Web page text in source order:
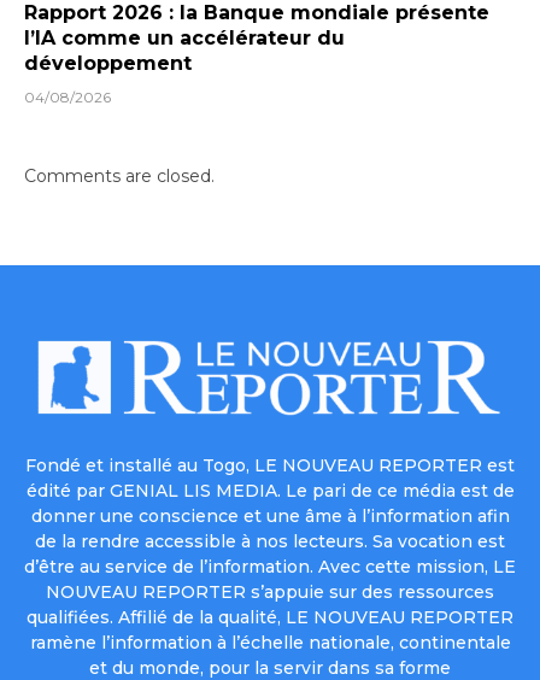
Rapport 2026 : la Banque mondiale présente
l’IA comme un accélérateur du
développement
04/08/2026
Comments are closed.
Fondé et installé au Togo, LE NOUVEAU REPORTER est
édité par GENIAL LIS MEDIA. Le pari de ce média est de
donner une conscience et une âme à l’information afin
de la rendre accessible à nos lecteurs. Sa vocation est
d’être au service de l’information. Avec cette mission, LE
NOUVEAU REPORTER s’appuie sur des ressources
qualifiées. Affilié de la qualité, LE NOUVEAU REPORTER
ramène l’information à l’échelle nationale, continentale
et du monde, pour la servir dans sa forme